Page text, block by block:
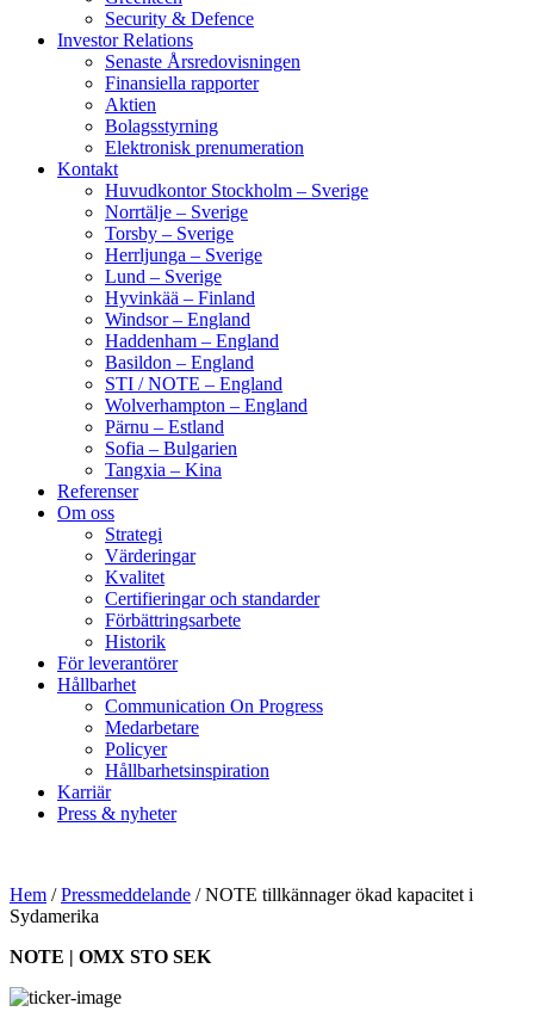
Security & Defence
Investor Relations
Senaste Årsredovisningen
Finansiella rapporter
Aktien
Bolagsstyrning
Elektronisk prenumeration
Kontakt
Huvudkontor Stockholm – Sverige
Norrtälje – Sverige
Torsby – Sverige
Herrljunga – Sverige
Lund – Sverige
Hyvinkää – Finland
Windsor – England
Haddenham – England
Basildon – England
STI / NOTE – England
Wolverhampton – England
Pärnu – Estland
Sofia – Bulgarien
Tangxia – Kina
Referenser
Om oss
Strategi
Värderingar
Kvalitet
Certifieringar och standarder
Förbättringsarbete
Historik
För leverantörer
Hållbarhet
Communication On Progress
Medarbetare
Policyer
Hållbarhetsinspiration
Karriär
Press & nyheter
Hem /Pressmeddelande /NOTE tillkännager ökad kapacitet i
Sydamerika
NOTE | OMX STO SEK